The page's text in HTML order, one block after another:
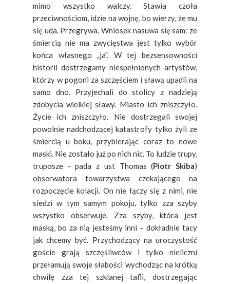
mimo wszystko walczy. Stawia czoła
przeciwnościom, idzie na wojnę, bo wierzy, że mu
się uda. Przegrywa. Wniosek nasuwa się sam: ze
śmiercią nie ma zwycięstwa jest tylko wybór
końca własnego „ja”. W tej bezsensowności
historii dostrzegamy niespełnionych artystów,
którzy w pogoni za szczęściem i sławą upadli na
samo dno. Przyjechali do stolicy z nadzieją
zdobycia wielkiej sławy. Miasto ich zniszczyło.
Życie ich zniszczyło. Nie dostrzegali swojej
powolnie nadchodzącej katastrofy tylko żyli ze
śmiercią u boku, przybierając coraz to nowe
maski. Nie zostało już po nich nic. To ludzie trupy,
truposze - pada z ust Thomas (Piotr Skiba)
obserwatora towarzystwa czekającego na
rozpoczęcie kolacji. On nie łączy się z nimi, nie
siedzi w tym samym pokoju, tylko zza szyby
wszystko obserwuje. Zza szyby, która jest
maską, bo za nią jesteśmy inni – dokładnie tacy
jak chcemy być. Przychodzący na uroczystość
goście grają szczęśliwców i tylko nieliczni
przełamują swoje słabości wychodząc na krótką
chwilę zza tej szklanej tafli, dostrzegając